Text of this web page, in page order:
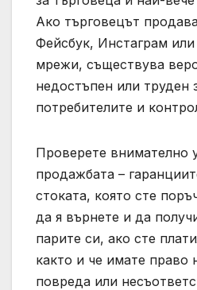
Ако търговецът
Фейсбук, Инстаграм
мрежи, съществува
недостъпен или труден
потребителите и
Проверете внимателно
продажбата –
стоката, която сте
да я върнете и да
парите си, ако сте
както и че имате право
повреда или